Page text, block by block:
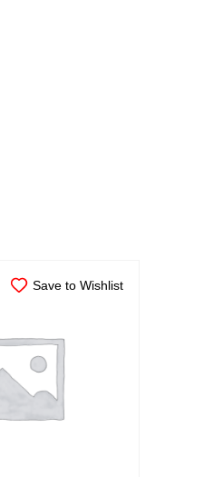
Save to Wishlist